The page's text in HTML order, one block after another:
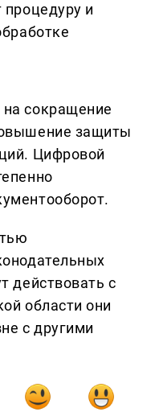
и
сокращение
защиты
Цифровой
действовать с
области они
с другими